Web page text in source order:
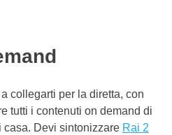
collegarti per la diretta, con
tutti i contenuti on demand di
casa. Devi sintonizzare Rai 2